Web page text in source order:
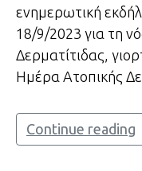
ενημερωτική
18/9/2023 για τη
Δερματίτιδας,
Ημέρα Ατοπικής
Continue reading